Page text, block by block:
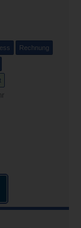
Rechnung